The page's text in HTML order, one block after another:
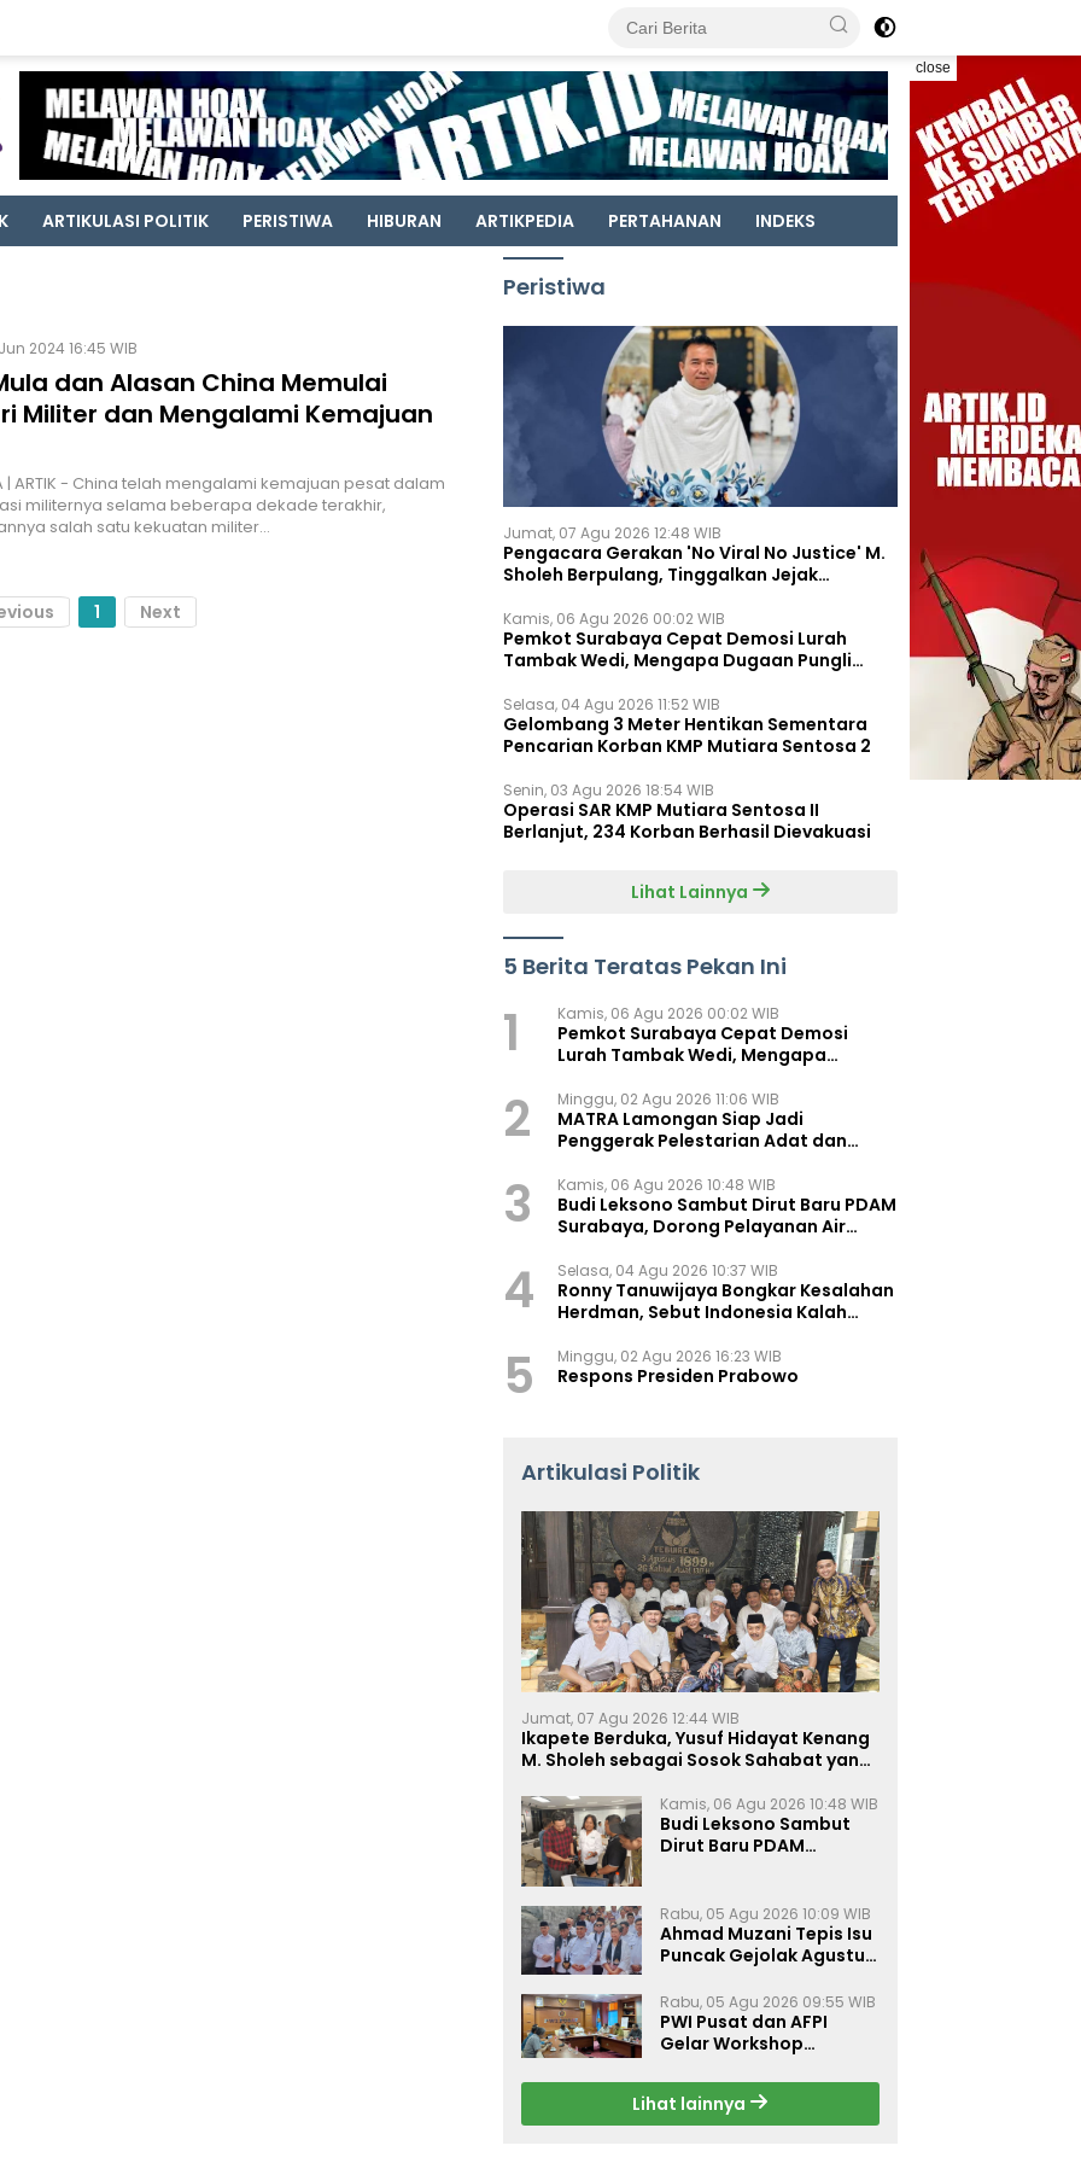
close
ARTIKULASI POLITIK PERISTIWA HIBURAN ARTIKPEDIA PERTAHANAN INDEKS
2024 16:45 WIB
dan Alasan China Memulai
Militer dan Mengalami Kemajuan
| ARTIK - China telah mengalami kemajuan pesat dalam
militernya selama beberapa dekade terakhir,
salah satu kekuatan militer…
1 Next
Peristiwa
Jumat, 07 Agu 2026 12:48 WIB
Pengacara Gerakan 'No Viral No Justice' M.
Sholeh Berpulang, Tinggalkan Jejak
Kamis, 06 Agu 2026 00:02 WIB
Pemkot Surabaya Cepat Demosi Lurah
Tambak Wedi, Mengapa Dugaan Pungli
Selasa, 04 Agu 2026 11:52 WIB
Gelombang 3 Meter Hentikan Sementara
Pencarian Korban KMP Mutiara Sentosa 2
Senin, 03 Agu 2026 18:54 WIB
Operasi SAR KMP Mutiara Sentosa II
Berlanjut, 234 Korban Berhasil Dievakuasi
Lihat Lainnya
5 Berita Teratas Pekan Ini
1 Kamis, 06 Agu 2026 00:02 WIB
Pemkot Surabaya Cepat Demosi
Lurah Tambak Wedi, Mengapa
2 Minggu, 02 Agu 2026 11:06 WIB
MATRA Lamongan Siap Jadi
Penggerak Pelestarian Adat dan
3 Kamis, 06 Agu 2026 10:48 WIB
Budi Leksono Sambut Dirut Baru PDAM
Surabaya, Dorong Pelayanan Air
4 Selasa, 04 Agu 2026 10:37 WIB
Ronny Tanuwijaya Bongkar Kesalahan
Herdman, Sebut Indonesia Kalah
5 Minggu, 02 Agu 2026 16:23 WIB
Respons Presiden Prabowo
Artikulasi Politik
Jumat, 07 Agu 2026 12:44 WIB
Ikapete Berduka, Yusuf Hidayat Kenang
M. Sholeh sebagai Sosok Sahabat yang
Kamis, 06 Agu 2026 10:48 WIB
Budi Leksono Sambut
Dirut Baru PDAM
Makin Prima
Rabu, 05 Agu 2026 10:09 WIB
Ahmad Muzani Tepis Isu
Puncak Gejolak Agustus
Perkuat Persatuan
Rabu, 05 Agu 2026 09:55 WIB
PWI Pusat dan AFPI
Gelar Workshop
Inklusi Keuangan, dan
Perlindungan Publik
Lihat lainnya